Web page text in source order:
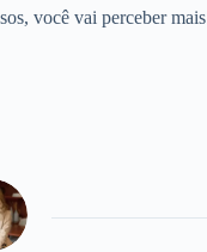
você vai perceber